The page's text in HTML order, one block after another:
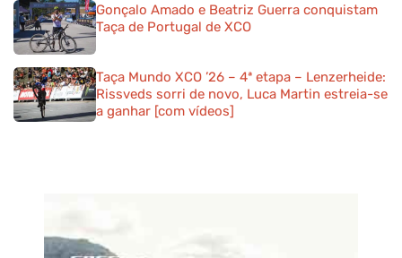
Gonçalo Amado e Beatriz Guerra conquistam
Taça de Portugal de XCO
Taça Mundo XCO ’26 – 4ª etapa – Lenzerheide:
Rissveds sorri de novo, Luca Martin estreia-se
a ganhar [com vídeos]